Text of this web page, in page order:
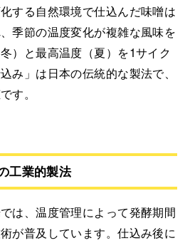
する自然環境で仕込んだ味噌は
季節の温度変化が複雑な風味を
）と最高温度（夏）を1サイク
み」は日本の伝統的な製法で、
す。
工業的製法
は、温度管理によって発酵期間
が普及しています。仕込み後に